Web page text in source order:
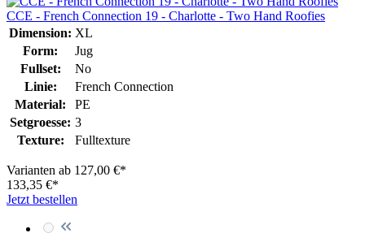
CCE - French Connection 19 - Charlotte - Two Hand Roofies
Dimension: XL
Form:
Jug
Fullset:
No
Linie:
French Connection
Material:
PE
Setgroesse: 3
Texture:
Fulltexture
Varianten ab 127,00 €*
133,35 €*
Jetzt bestellen